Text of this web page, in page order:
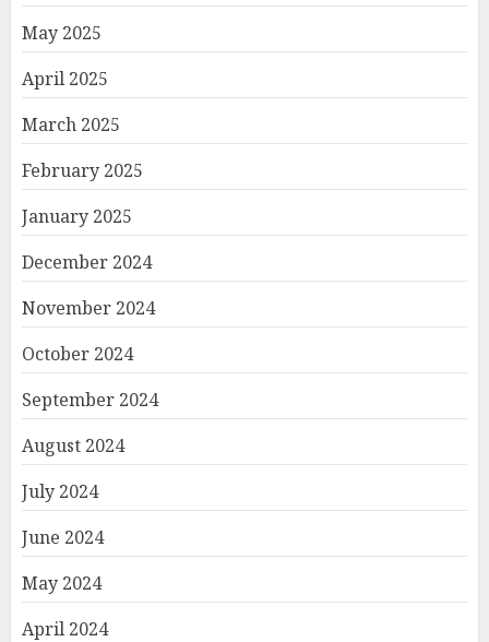
May 2025
April 2025
March 2025
February 2025
January 2025
December 2024
November 2024
October 2024
September 2024
August 2024
July 2024
June 2024
May 2024
April 2024